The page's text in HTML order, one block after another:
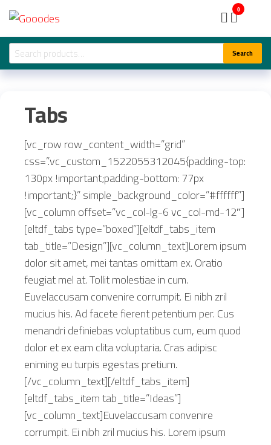
Skip
the
content
0
Search
for:
Search
Tabs
[vc_row row_content_width=”grid”
css=”.vc_custom_1522055312045{padding-top:
130px !important;padding-bottom: 77px
!important;}” simple_background_color=”#ffffff”]
[vc_column offset=”vc_col-lg-6 vc_col-md-12″]
[eltdf_tabs type=”boxed”][eltdf_tabs_item
tab_title=”Design”][vc_column_text]Lorem ipsum
dolor sit amet, mei tantas omittam ex. Oratio
feugiat mel at. Tollit molestiae in cum.
Euvelaccusam convenire corrumpit. Ei nibh zril
mucius his. Ad facete fierent petentium per. Cus
menandri definiebas voluptatibus cum, eum quod
dolor et ex eam clita voluptaria. Cras adipisc
eniming eu turpis egestas pretium.
[/vc_column_text][/eltdf_tabs_item]
[eltdf_tabs_item tab_title=”Ideas”]
[vc_column_text]Euvelaccusam convenire
corrumpit. Ei nibh zril mucius his. Lorem ipsum